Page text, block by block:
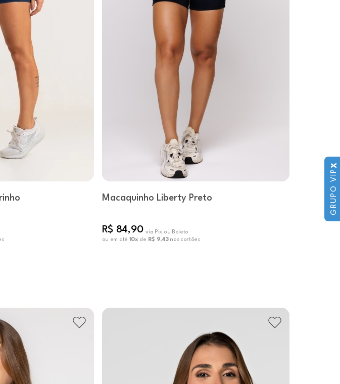
Macaquinho Liberty Preto
R$ 84,90 via Pix ou Boleto
ou em até 10x de R$ 9,43nos cartões
GRUPO VIP
X